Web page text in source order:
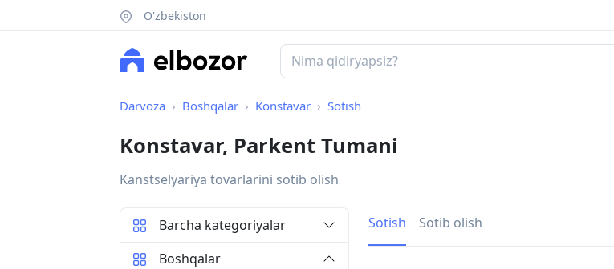
O'zbekiston
Darvoza Boshqalar Konstavar Sotish
Konstavar, Parkent Tumani
Kanstselyariya tovarlarini sotib olish
Sotish Sotib olish
Barcha kategoriyalar
Boshqalar